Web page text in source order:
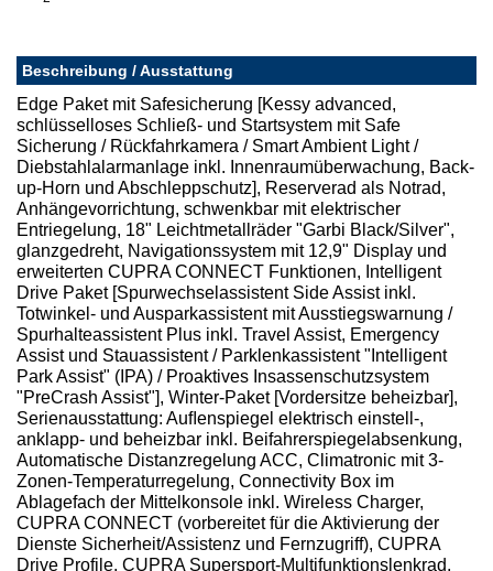
Beschreibung / Ausstattung
Edge Paket mit Safesicherung [Kessy advanced,
schlüsselloses Schließ- und Startsystem mit Safe
Sicherung / Rückfahrkamera / Smart Ambient Light /
Diebstahlalarmanlage inkl. Innenraumüberwachung, Back-
up-Horn und Abschleppschutz], Reserverad als Notrad,
Anhängevorrichtung, schwenkbar mit elektrischer
Entriegelung, 18" Leichtmetallräder "Garbi Black/Silver",
glanzgedreht, Navigationssystem mit 12,9" Display und
erweiterten CUPRA CONNECT Funktionen, Intelligent
Drive Paket [Spurwechselassistent Side Assist inkl.
Totwinkel- und Ausparkassistent mit Ausstiegswarnung /
Spurhalteassistent Plus inkl. Travel Assist, Emergency
Assist und Stauassistent / Parklenkassistent "Intelligent
Park Assist" (IPA) / Proaktives Insassenschutzsystem
"PreCrash Assist"], Winter-Paket [Vordersitze beheizbar],
Serienausstattung: Auﬂenspiegel elektrisch einstell-,
anklapp- und beheizbar inkl. Beifahrerspiegelabsenkung,
Automatische Distanzregelung ACC, Climatronic mit 3-
Zonen-Temperaturregelung, Connectivity Box im
Ablagefach der Mittelkonsole inkl. Wireless Charger,
CUPRA CONNECT (vorbereitet für die Aktivierung der
Dienste Sicherheit/Assistenz und Fernzugriff), CUPRA
Drive Profile, CUPRA Supersport-Multifunktionslenkrad,